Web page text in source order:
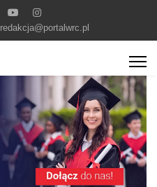
redakcja@portalwrc.pl